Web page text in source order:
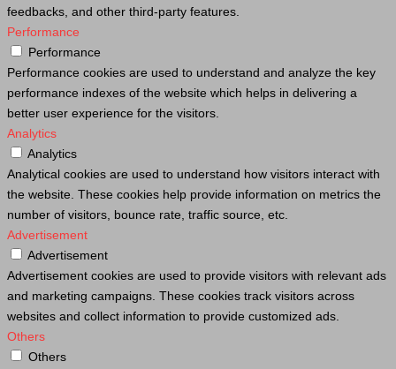
feedbacks, and other third-party features.
Performance
Performance
Performance cookies are used to understand and analyze the key
performance indexes of the website which helps in delivering a
better user experience for the visitors.
Analytics
Analytics
Analytical cookies are used to understand how visitors interact with
the website. These cookies help provide information on metrics the
number of visitors, bounce rate, traffic source, etc.
Advertisement
Advertisement
Advertisement cookies are used to provide visitors with relevant ads
and marketing campaigns. These cookies track visitors across
websites and collect information to provide customized ads.
Others
Others